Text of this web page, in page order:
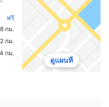
ฟรี
กม.
กม.
กม.
ดูแผนที่